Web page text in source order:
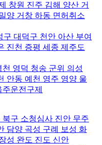
창원 진주 김해 양산 거
양 거창 하동 면허취소
대덕구 천안 아산 부여
진천 증평 세종 제주도
영덕 청송 군위 의성
안동 예천 영주 영양 울
운전구제
구 소청심사 진안 무주
담양 곡성 구례 보성 화
성 완도 진도 신안